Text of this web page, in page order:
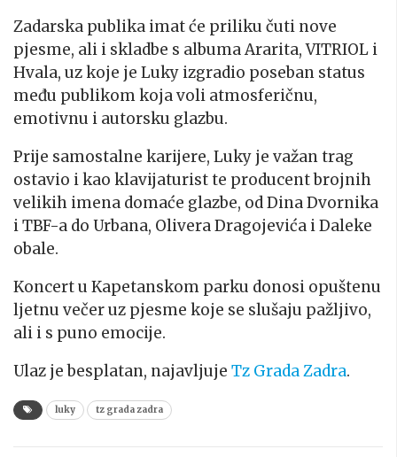
Zadarska publika imat će priliku čuti nove
pjesme, ali i skladbe s albuma Ararita, VITRIOL i
Hvala, uz koje je Luky izgradio poseban status
među publikom koja voli atmosferičnu,
emotivnu i autorsku glazbu.
Prije samostalne karijere, Luky je važan trag
ostavio i kao klavijaturist te producent brojnih
velikih imena domaće glazbe, od Dina Dvornika
i TBF-a do Urbana, Olivera Dragojevića i Daleke
obale.
Koncert u Kapetanskom parku donosi opuštenu
ljetnu večer uz pjesme koje se slušaju pažljivo,
ali i s puno emocije.
Ulaz je besplatan, najavljuje Tz Grada Zadra.
luky tz grada zadra